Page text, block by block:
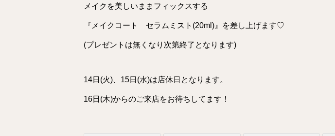
メイクを美しいままフィックスする
『メイクコート セラムミスト(20ml)』を差し上げます♡
(プレゼントは無くなり次第終了となります)
14日(火)、15日(水)は店休日となります。
16日(木)からのご来店をお待ちしてます！